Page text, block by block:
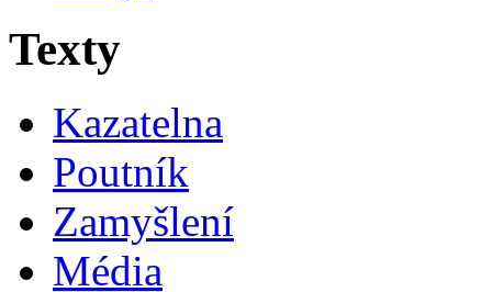
Texty
Kazatelna
Poutník
Zamyšlení
Média